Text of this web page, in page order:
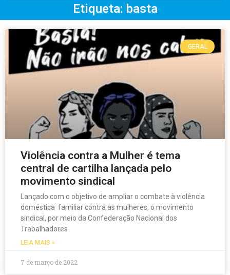
Etiqueta: basta
GERAL
Violência contra a Mulher é tema
central de cartilha lançada pelo
movimento sindical
Lançado com o objetivo de ampliar o combate à violência
doméstica familiar contra as mulheres, o movimento
sindical, por meio da Confederação Nacional dos
Trabalhadores
LEIA MAIS »
7 de março de 2022